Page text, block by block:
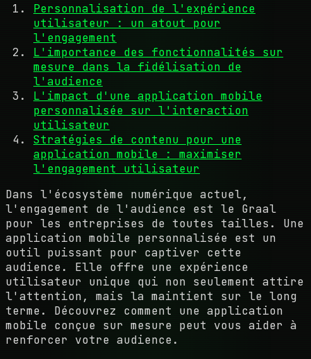
Personnalisation de l'expérience
utilisateur : un atout pour
l'engagement
L'importance des fonctionnalités sur
mesure dans la fidélisation de
l'audience
L'impact d'une application mobile
personnalisée sur l'interaction
utilisateur
Stratégies de contenu pour une
application mobile : maximiser
l'engagement utilisateur
Dans l'écosystème numérique actuel,
l'engagement de l'audience est le Graal
pour les entreprises de toutes tailles. Une
application mobile personnalisée est un
outil puissant pour captiver cette
audience. Elle offre une expérience
utilisateur unique qui non seulement attire
l'attention, mais la maintient sur le long
terme. Découvrez comment une application
mobile conçue sur mesure peut vous aider à
renforcer votre audience.